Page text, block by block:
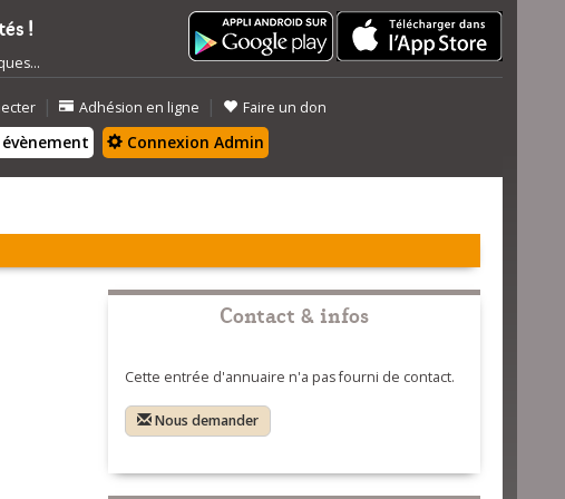
!
| Adhésion en ligne | Faire un don
Connexion Admin
Contact & infos
Cette entrée d'annuaire n'a pas fourni de contact.
Nous demander